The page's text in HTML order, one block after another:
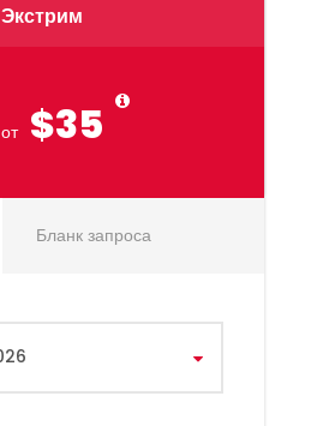
Экстрим
от $35
Бланк запроса